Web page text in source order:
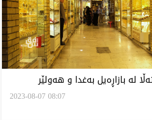
لە بازاڕەیل بەغدا و هەولێر
2023-08-07 08:07